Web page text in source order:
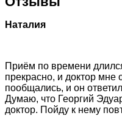
Наталия
Приём по времени
прекрасно, и доктор
пообщались, и он
Думаю, что Георгий
доктор. Пойду к нему